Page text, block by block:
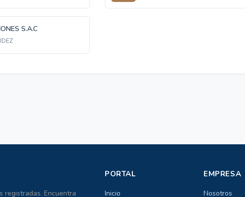
S.A.C
registradas. Encuentra
PORTAL
Inicio
EMPRESA
Nosotros